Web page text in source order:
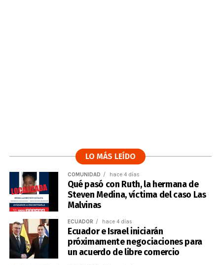
LO MÁS LEÍDO
COMUNIDAD hace 4 días
Qué pasó con Ruth, la hermana de
Steven Medina, víctima del caso Las
Malvinas
ECUADOR hace 4 días
Ecuador e Israel iniciarán
próximamente negociaciones para
un acuerdo de libre comercio